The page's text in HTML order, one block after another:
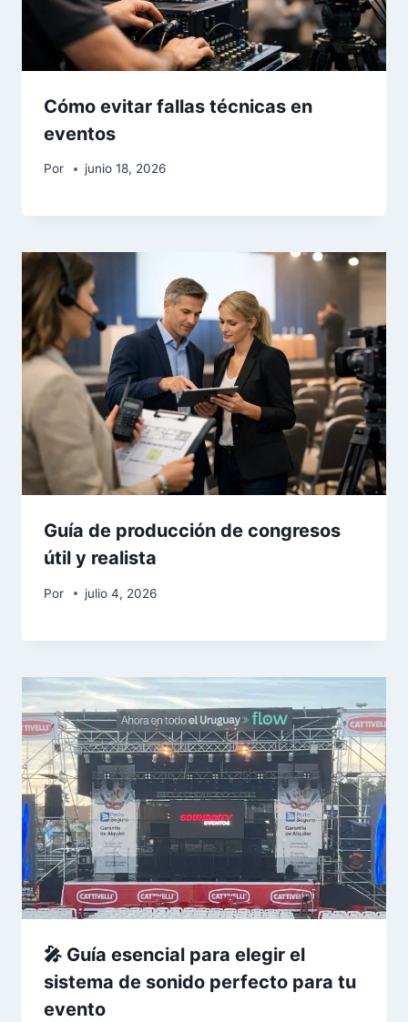
Cómo evitar fallas técnicas en
eventos
Por junio 18, 2026
Guía de producción de congresos
útil y realista
Por julio 4, 2026
🎤 Guía esencial para elegir el
sistema de sonido perfecto para tu
evento